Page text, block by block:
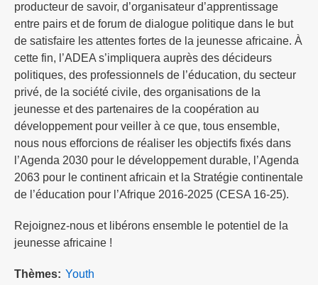
producteur de savoir, d’organisateur d’apprentissage
entre pairs et de forum de dialogue politique dans le but
de satisfaire les attentes fortes de la jeunesse africaine. À
cette fin, l’ADEA s’impliquera auprès des décideurs
politiques, des professionnels de l’éducation, du secteur
privé, de la société civile, des organisations de la
jeunesse et des partenaires de la coopération au
développement pour veiller à ce que, tous ensemble,
nous nous efforcions de réaliser les objectifs fixés dans
l’Agenda 2030 pour le développement durable, l’Agenda
2063 pour le continent africain et la Stratégie continentale
de l’éducation pour l’Afrique 2016-2025 (CESA 16-25).
Rejoignez-nous et libérons ensemble le potentiel de la
jeunesse africaine !
Thèmes Youth